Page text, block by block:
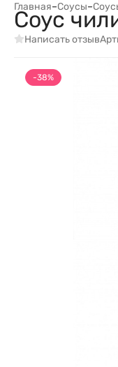
Главная–Соусы–
Соус
Написать отзыв
-38%